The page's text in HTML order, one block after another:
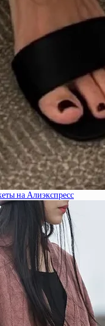
на Алиэкспресс